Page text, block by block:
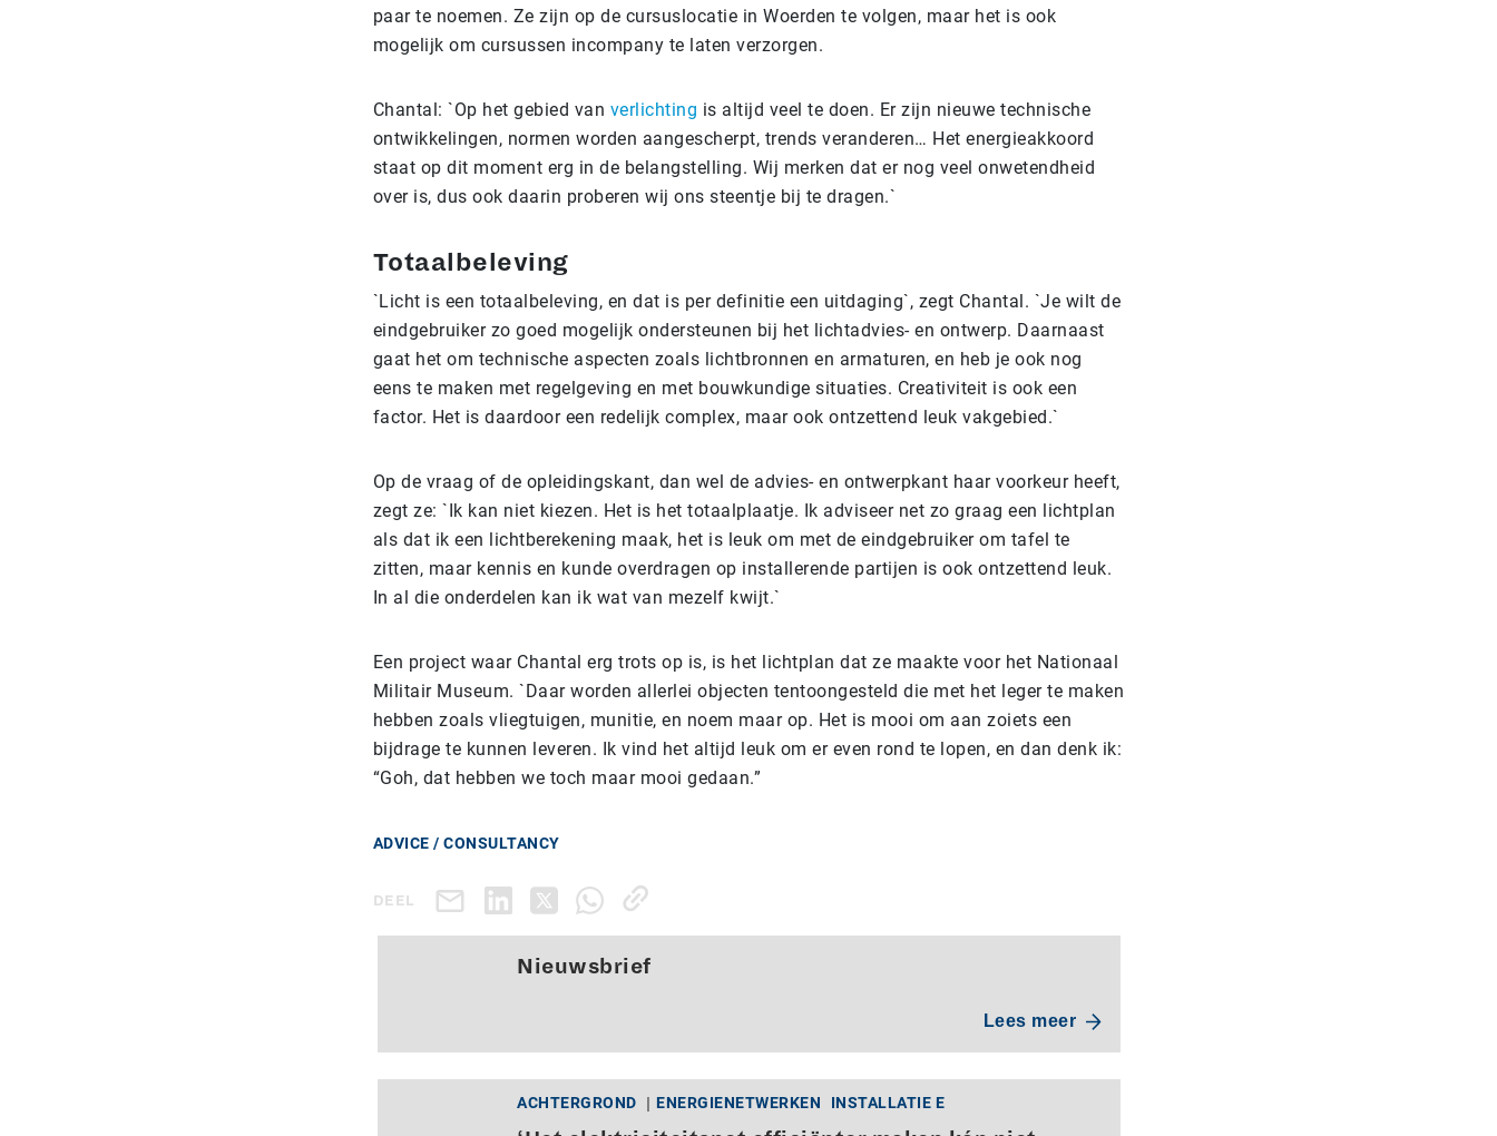
paar te noemen. Ze zijn op de cursuslocatie in Woerden te volgen, maar het is ook
mogelijk om cursussen incompany te laten verzorgen.
Chantal: `Op het gebied van verlichting is altijd veel te doen. Er zijn nieuwe technische
ontwikkelingen, normen worden aangescherpt, trends veranderen… Het energieakkoord
staat op dit moment erg in de belangstelling. Wij merken dat er nog veel onwetendheid
over is, dus ook daarin proberen wij ons steentje bij te dragen.`
Totaalbeleving
`Licht is een totaalbeleving, en dat is per definitie een uitdaging`, zegt Chantal. `Je wilt de
eindgebruiker zo goed mogelijk ondersteunen bij het lichtadvies- en ontwerp. Daarnaast
gaat het om technische aspecten zoals lichtbronnen en armaturen, en heb je ook nog
eens te maken met regelgeving en met bouwkundige situaties. Creativiteit is ook een
factor. Het is daardoor een redelijk complex, maar ook ontzettend leuk vakgebied.`
Op de vraag of de opleidingskant, dan wel de advies- en ontwerpkant haar voorkeur heeft,
zegt ze: `Ik kan niet kiezen. Het is het totaalplaatje. Ik adviseer net zo graag een lichtplan
als dat ik een lichtberekening maak, het is leuk om met de eindgebruiker om tafel te
zitten, maar kennis en kunde overdragen op installerende partijen is ook ontzettend leuk.
In al die onderdelen kan ik wat van mezelf kwijt.`
Een project waar Chantal erg trots op is, is het lichtplan dat ze maakte voor het Nationaal
Militair Museum. `Daar worden allerlei objecten tentoongesteld die met het leger te maken
hebben zoals vliegtuigen, munitie, en noem maar op. Het is mooi om aan zoiets een
bijdrage te kunnen leveren. Ik vind het altijd leuk om er even rond te lopen, en dan denk ik:
“Goh, dat hebben we toch maar mooi gedaan.”
ADVICE / CONSULTANCY
DEEL
Nieuwsbrief
Lees meer
ACHTERGROND ENERGIENETWERKEN INSTALLATIE E